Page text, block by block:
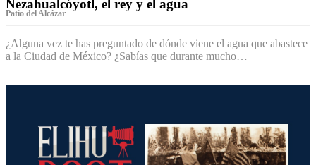
Nezahualcóyotl, el rey y el agua
Patio del Alcázar
¿Alguna vez te has preguntado de dónde viene el agua que abastece
a la Ciudad de México? ¿Sabías que durante mucho…